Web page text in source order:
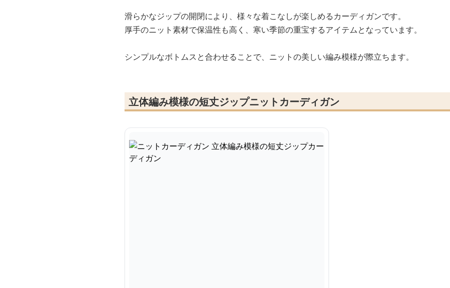
滑らかなジップの開閉により、様々な着こなしが楽しめるカーディガンです。
厚手のニット素材で保温性も高く、寒い季節の重宝するアイテムとなっています。
シンプルなボトムスと合わせることで、ニットの美しい編み模様が際立ちます。
立体編み模様の短丈ジップニットカーディガン